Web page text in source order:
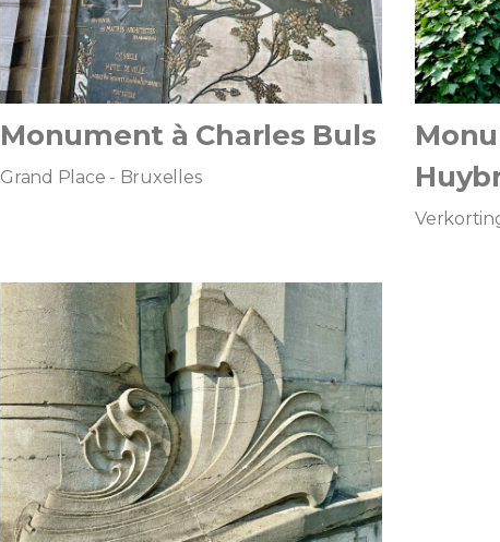
Monument à Charles Buls
Grand Place - Bruxelles